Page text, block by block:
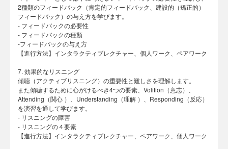
2種類のフィードバック（肯定的フィードバック、建設的（矯正的）
フィードバック）の与え方を学びます。
- フィードバックの必要性
- フィードバックの種類
-フィードバックの与え方
【進行方法】インタラクティブレクチャー、個人ワーク、ペアワーク
7. 効果的なリスニング
傾聴（アクティブリスニング）の重要性と難しさを理解します。
また傾聴するために心がけるべき4つの要素、Volition（意志）、
Attending（関心 ）、Understanding（理解 ）、Responding（反応）
を演習を通して学びます。
- リスニングの障害
- リスニングの４要素
【進行方法】インタラクティブレクチャー、ペアワーク、個人ワーク